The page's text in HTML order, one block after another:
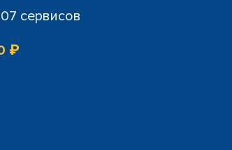
сервисов
₽